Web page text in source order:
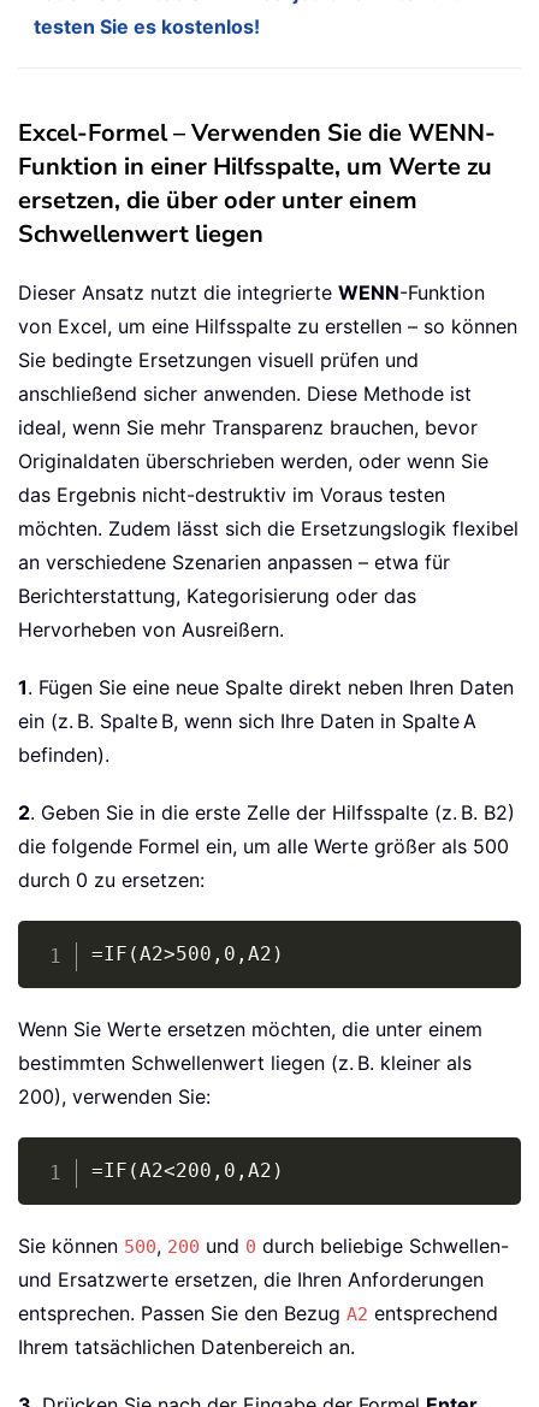
testen Sie es kostenlos!
Excel-Formel – Verwenden Sie die WENN-
Funktion in einer Hilfsspalte, um Werte zu
ersetzen, die über oder unter einem
Schwellenwert liegen
Dieser Ansatz nutzt die integrierte WENN-Funktion
von Excel, um eine Hilfsspalte zu erstellen – so können
Sie bedingte Ersetzungen visuell prüfen und
anschließend sicher anwenden. Diese Methode ist
ideal, wenn Sie mehr Transparenz brauchen, bevor
Originaldaten überschrieben werden, oder wenn Sie
das Ergebnis nicht-destruktiv im Voraus testen
möchten. Zudem lässt sich die Ersetzungslogik flexibel
an verschiedene Szenarien anpassen – etwa für
Berichterstattung, Kategorisierung oder das
Hervorheben von Ausreißern.
1. Fügen Sie eine neue Spalte direkt neben Ihren Daten
ein (z. B. Spalte B, wenn sich Ihre Daten in Spalte A
befinden).
2. Geben Sie in die erste Zelle der Hilfsspalte (z. B. B2)
die folgende Formel ein, um alle Werte größer als 500
durch 0 zu ersetzen:
=IF(A2>500,0,A2)
Wenn Sie Werte ersetzen möchten, die unter einem
bestimmten Schwellenwert liegen (z. B. kleiner als
200), verwenden Sie:
=IF(A2<200,0,A2)
Sie können 500, 200 und 0 durch beliebige Schwellen-
und Ersatzwerte ersetzen, die Ihren Anforderungen
entsprechen. Passen Sie den Bezug A2 entsprechend
Ihrem tatsächlichen Datenbereich an.